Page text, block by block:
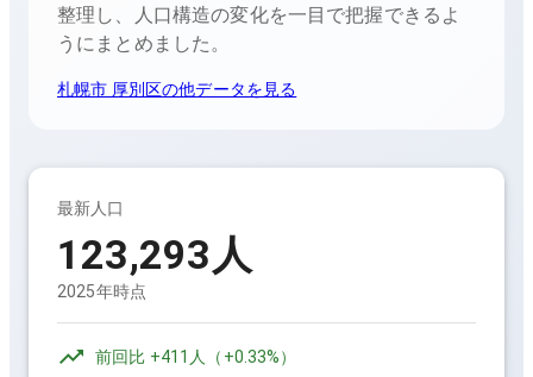
整理し、人口構造の変化を一目で把握できるよ
うにまとめました。
札幌市 厚別区の他データを見る
最新人口
123,293人
2025年時点
前回比 +411人 （ +0.33%）